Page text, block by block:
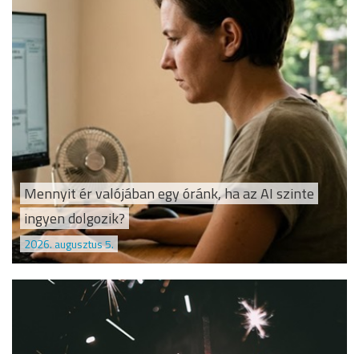
Mennyit ér valójában egy óránk, ha az AI szinte
ingyen dolgozik?
2026. augusztus 5.